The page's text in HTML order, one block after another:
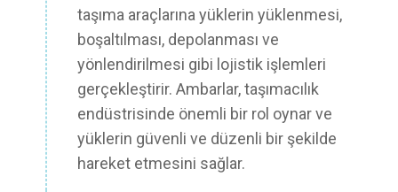
taşıma araçlarına yüklerin yüklenmesi,
boşaltılması, depolanması ve
yönlendirilmesi gibi lojistik işlemleri
gerçekleştirir. Ambarlar, taşımacılık
endüstrisinde önemli bir rol oynar ve
yüklerin güvenli ve düzenli bir şekilde
hareket etmesini sağlar.